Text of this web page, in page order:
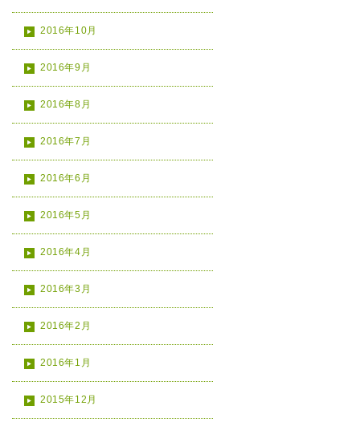
2016年10月
2016年9月
2016年8月
2016年7月
2016年6月
2016年5月
2016年4月
2016年3月
2016年2月
2016年1月
2015年12月